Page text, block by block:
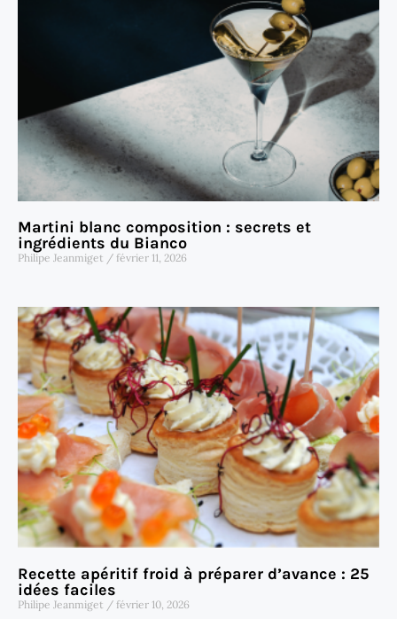
Martini blanc composition : secrets et
ingrédients du Bianco
Philipe Jeanmiget février 11, 2026
Recette apéritif froid à préparer d’avance : 25
idées faciles
Philipe Jeanmiget février 10, 2026